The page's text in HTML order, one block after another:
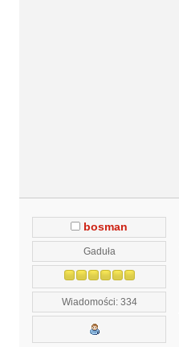
bosman
Gaduła
Wiadomości: 334